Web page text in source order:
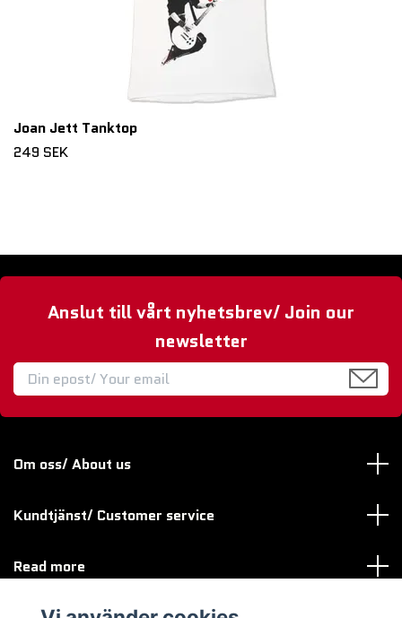
Joan Jett Tanktop
249 SEK
Anslut till vårt nyhetsbrev/ Join our
newsletter
Om oss/ About us
Kundtjänst/ Customer service
Read more